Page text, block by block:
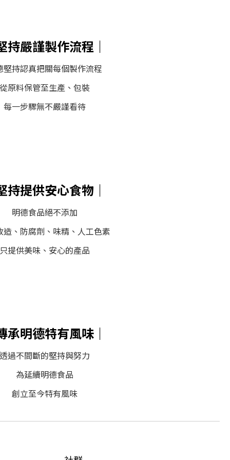
持嚴謹製作流程｜
堅持認真把關每個製作流程
從原料保管至生產、包裝
每一步驟無不嚴謹看待
持提供安心食物｜
明德食品絕不添加
造、防腐劑、味精、人工色素
只提供美味、安心的產品
承明德特有風味｜
透過不間斷的堅持與努力
為延續明德食品
創立至今特有風味